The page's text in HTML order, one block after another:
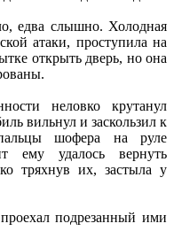
едва слышно. Холодная
атаки, проступила на
открыть дверь, но она
неловко крутанул
вильнул и заскользил к
шофера на руле
ему удалось вернуть
тряхнув их, застыла у
подрезанный ими